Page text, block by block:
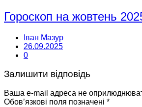
Гороскоп на жовтень
Іван Мазур
26.09.2025
0
Залишити відповідь
Ваша e-mail адреса не
Обов’язкові поля позначені *